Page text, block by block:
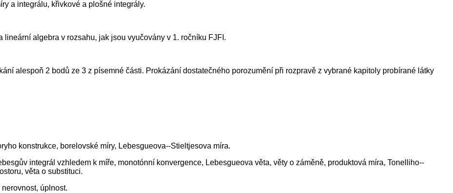
a integrálu, křivkové a plošné integrály.
algebra v rozsahu, jak jsou vyučovány v 1. ročníku FJFI.
alespoň 2 bodů ze 3 z písemné části. Prokázání dostatečného porozumění při rozpravě z vybrané kapitoly probírané látky
konstrukce, borelovské míry, Lebesgueova--Stieltjesova míra.
integrál vzhledem k míře, monotónní konvergence, Lebesgueova věta, věty o záměně, produktová míra, Tonelliho--
věta o substituci.
úplnost.